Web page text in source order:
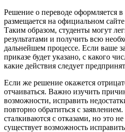
Решение о переводе оформляется
размещается на официальном
Таким образом, студенты могут
результатами и получить всю
дальнейшем процессе. Если ваше
приказе будет указано, с какого
какие действия следует
Если же решение окажется
отчаиваться. Важно изучить
возможности, исправить
повторно обратиться с
сталкиваются с отказами, но это
существует возможность